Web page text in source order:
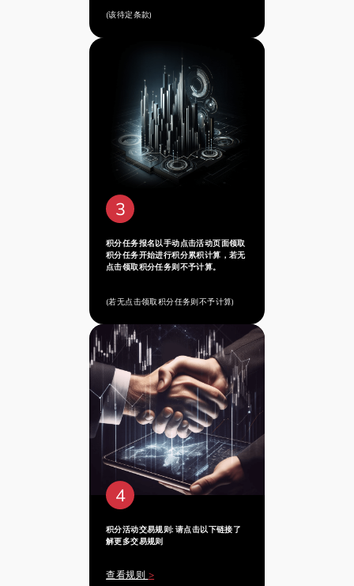
(该待定条款)
3
积分任务报名以手动点击活动页面领取
积分任务开始进行积分累积计算，若无
点击领取积分任务则不予计算。
(若无点击领取积分任务则不予计算)
4
积分活动交易规则: 请点击以下链接了
解更多交易规则
查看规则 >